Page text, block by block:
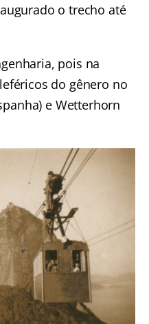
o trecho até
pois na
do gênero no
e Wetterhorn